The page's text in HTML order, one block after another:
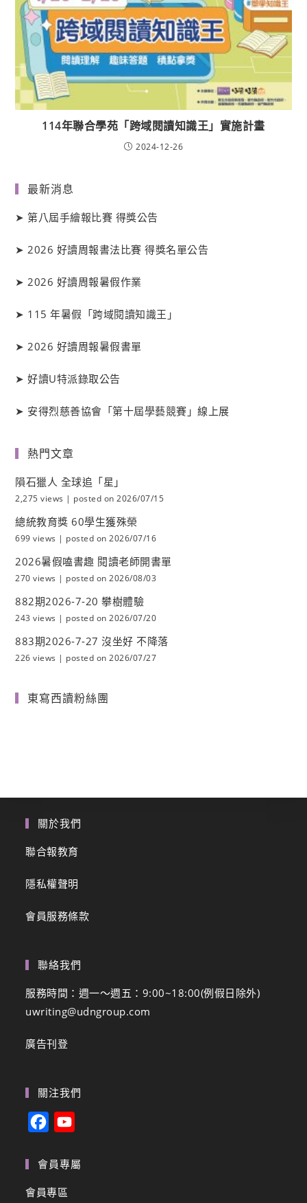
114年聯合學苑「跨域閱讀知識王」實施計畫
2024-12-26
最新消息
➤第八屆手繪報比賽 得獎公告
➤2026 好讀周報書法比賽 得獎名單公告
➤2026 好讀周報暑假作業
➤ 115 年暑假「跨域閱讀知識王」
➤2026 好讀周報暑假書單
➤好讀U特派錄取公告
➤ 安得烈慈善協會「第十屆學藝競賽」線上展
熱門文章
隕石獵人 全球追「星」
2,275 views | posted on 2026/07/15
總統教育獎 60學生獲殊榮
699 views | posted on 2026/07/16
2026暑假嗑書趣 閱讀老師開書單
270 views | posted on 2026/08/03
882期2026-7-20 攀樹體驗
243 views | posted on 2026/07/20
883期2026-7-27 沒坐好 不降落
226 views | posted on 2026/07/27
東寫西讀粉絲團
關於我們
聯合報教育
隱私權聲明
會員服務條款
聯絡我們
服務時間：週一～週五：9:00~18:00(例假日除外)
uwriting@udngroup.com
廣告刊登
關注我們
c
e
u
會員專屬
會員專區